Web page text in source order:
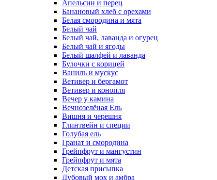
Апельсин и перец
Банановый хлеб с орехами
Белая смородина и мята
Белый чай
Белый чай, лаванда и огурец
Белый чай и ягоды
Белый шалфей и лаванда
Булочки с корицей
Ваниль и мускус
Ветивер и бергамот
Ветивер и конопля
Вечер у камина
Вечнозелёная Ель
Вишня и черешня
Глинтвейн и специи
Голубая ель
Гранат и смородина
Грейпфрут и мангустин
Грейпфрут и мята
Детская присыпка
Дубовый мох и амбра